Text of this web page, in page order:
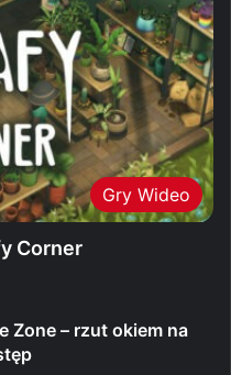
Gry Wideo
Corner
Zone – rzut okiem na